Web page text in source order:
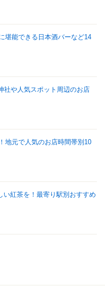
堪能できる日本酒バーなど14
社や人気スポット周辺のお店
地元で人気のお店時間帯別10
い紅茶を！最寄り駅別おすすめ